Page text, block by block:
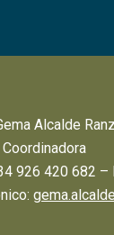
Alcalde Ranz
Coordinadora
926 420 682 –